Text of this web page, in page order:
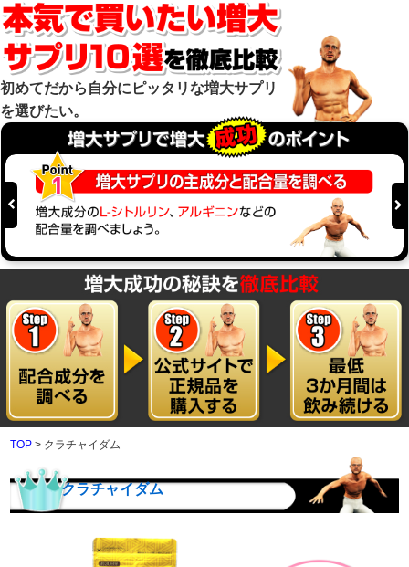
初めてだから自分にピッタリな増大サプリ
を選びたい。
TOP > クラチャイダム
クラチャイダム